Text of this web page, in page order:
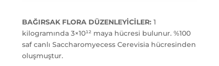
BAĞIRSAK FLORA DÜZENLEYİCİLER: 1
kilogramında 3×10¹² maya hücresi bulunur. %100
saf canlı Saccharomyecess Cerevisia hücresinden
oluşmuştur.